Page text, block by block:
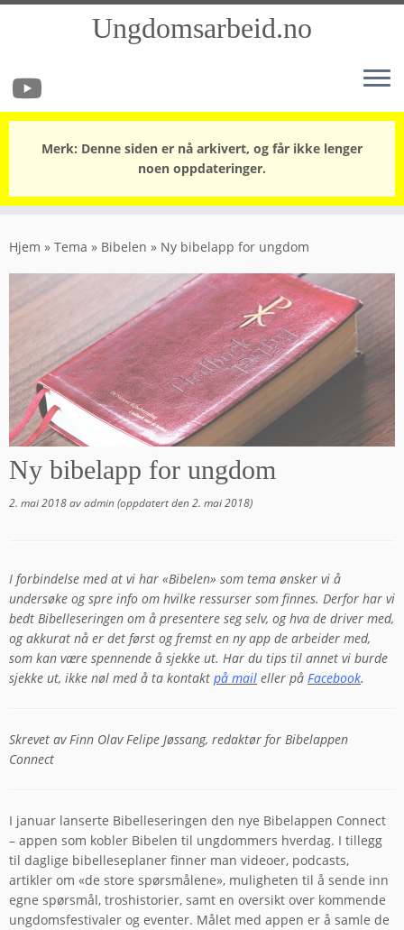
to
Ungdomsarbeid.no
Merk: Denne siden er nå arkivert, og får ikke lenger
noen oppdateringer.
Hjem » Tema » Bibelen » Ny bibelapp for ungdom
Ny bibelapp for ungdom
2. mai 2018avadmin(oppdatert den2. mai 2018)
I forbindelse med at vi har «Bibelen» som tema ønsker vi å
undersøke og spre info om hvilke ressurser som finnes. Derfor har vi
bedt Bibelleseringen om å presentere seg selv, og hva de driver med,
og akkurat nå er det først og fremst en ny app de arbeider med,
som kan være spennende å sjekke ut. Har du tips til annet vi burde
sjekke ut, ikke nøl med å ta kontakt på mail eller på Facebook.
Skrevet av Finn Olav Felipe Jøssang, redaktør for Bibelappen
Connect
I januar lanserte Bibelleseringen den nye Bibelappen Connect
– appen som kobler Bibelen til ungdommers hverdag. I tillegg
til daglige bibelleseplaner finner man videoer, podcasts,
artikler om «de store spørsmålene», muligheten til å sende inn
egne spørsmål, troshistorier, samt en oversikt over kommende
ungdomsfestivaler og eventer. Målet med appen er å samle de